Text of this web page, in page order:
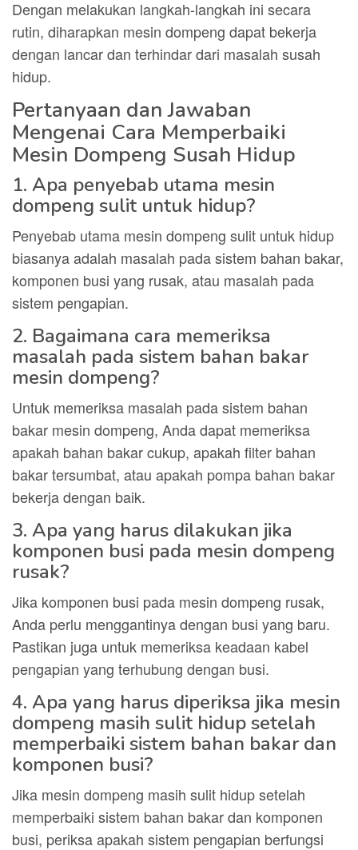
Dengan melakukan langkah-langkah ini secara
rutin, diharapkan mesin dompeng dapat bekerja
dengan lancar dan terhindar dari masalah susah
hidup.
Pertanyaan dan Jawaban
Mengenai Cara Memperbaiki
Mesin Dompeng Susah Hidup
1. Apa penyebab utama mesin
dompeng sulit untuk hidup?
Penyebab utama mesin dompeng sulit untuk hidup
biasanya adalah masalah pada sistem bahan bakar,
komponen busi yang rusak, atau masalah pada
sistem pengapian.
2. Bagaimana cara memeriksa
masalah pada sistem bahan bakar
mesin dompeng?
Untuk memeriksa masalah pada sistem bahan
bakar mesin dompeng, Anda dapat memeriksa
apakah bahan bakar cukup, apakah filter bahan
bakar tersumbat, atau apakah pompa bahan bakar
bekerja dengan baik.
3. Apa yang harus dilakukan jika
komponen busi pada mesin dompeng
rusak?
Jika komponen busi pada mesin dompeng rusak,
Anda perlu menggantinya dengan busi yang baru.
Pastikan juga untuk memeriksa keadaan kabel
pengapian yang terhubung dengan busi.
4. Apa yang harus diperiksa jika mesin
dompeng masih sulit hidup setelah
memperbaiki sistem bahan bakar dan
komponen busi?
Jika mesin dompeng masih sulit hidup setelah
memperbaiki sistem bahan bakar dan komponen
busi, periksa apakah sistem pengapian berfungsi